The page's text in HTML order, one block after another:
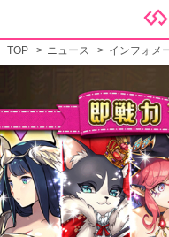
TOP ニュース インフォメ